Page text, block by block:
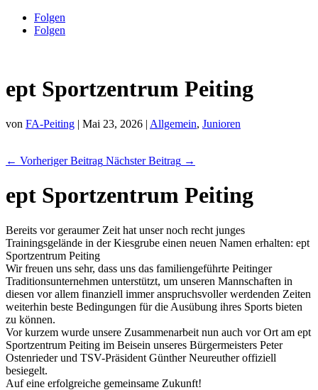
Folgen
Folgen
ept Sportzentrum Peiting
von FA-Peiting | Mai 23, 2026 | Allgemein, Junioren
← Vorheriger Beitrag Nächster Beitrag →
ept Sportzentrum Peiting
Bereits vor geraumer Zeit hat unser noch recht junges
Trainingsgelände in der Kiesgrube einen neuen Namen erhalten: ept
Sportzentrum Peiting
Wir freuen uns sehr, dass uns das familiengeführte Peitinger
Traditionsunternehmen unterstützt, um unseren Mannschaften in
diesen vor allem finanziell immer anspruchsvoller werdenden Zeiten
weiterhin beste Bedingungen für die Ausübung ihres Sports bieten
zu können.
Vor kurzem wurde unsere Zusammenarbeit nun auch vor Ort am ept
Sportzentrum Peiting im Beisein unseres Bürgermeisters Peter
Ostenrieder und TSV-Präsident Günther Neureuther offiziell
besiegelt.
Auf eine erfolgreiche gemeinsame Zukunft!